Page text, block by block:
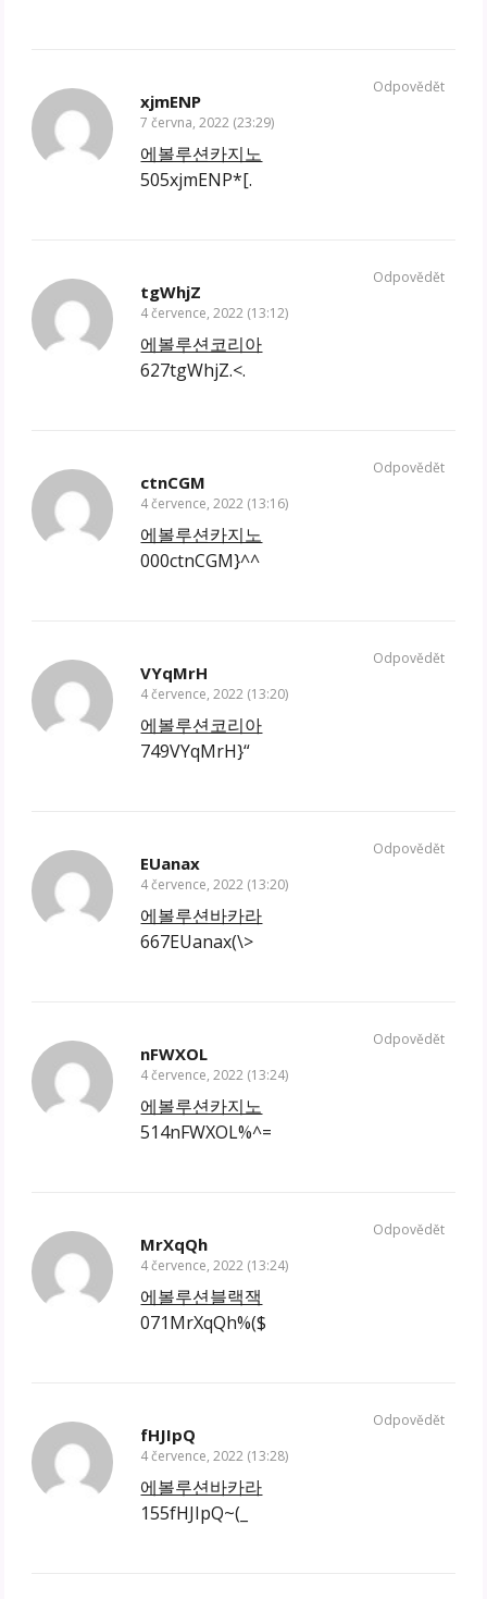
xjmENP
7 června, 2022 (23:29)
에볼루션카지노
505xjmENP*[.
Odpovědět
tgWhjZ
4 července, 2022 (13:12)
에볼루션코리아
627tgWhjZ.<.
Odpovědět
ctnCGM
4 července, 2022 (13:16)
에볼루션카지노
000ctnCGM}^^
Odpovědět
VYqMrH
4 července, 2022 (13:20)
에볼루션코리아
749VYqMrH}“
Odpovědět
EUanax
4 července, 2022 (13:20)
에볼루션바카라
667EUanax(\>
Odpovědět
nFWXOL
4 července, 2022 (13:24)
에볼루션카지노
514nFWXOL%^=
Odpovědět
MrXqQh
4 července, 2022 (13:24)
에볼루션블랙잭
071MrXqQh%($
Odpovědět
fHJIpQ
4 července, 2022 (13:28)
에볼루션바카라
155fHJIpQ~(_
Odpovědět